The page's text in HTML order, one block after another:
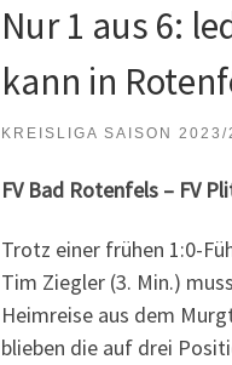
Nur 1 aus 6:
kann in
KREISLIGA SAISON 2023/
FV Bad Rotenfels – FV
Trotz einer frühen 1:0-
Tim Ziegler (3. Min.)
Heimreise aus dem
blieben die auf drei